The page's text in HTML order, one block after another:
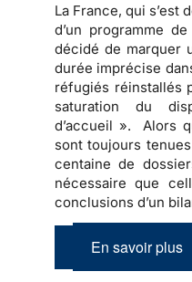
La France, qui s’est
d’un programme
décidé de marquer
durée imprécise
réfugiés réinstallés
saturation du
d’accueil ». Alors
sont toujours
centaine de
nécessaire que
conclusions d’un
En savoir plus